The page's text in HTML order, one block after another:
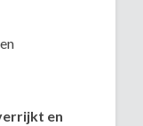
en